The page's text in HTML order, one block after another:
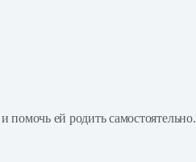
ей родить самостоятельно.